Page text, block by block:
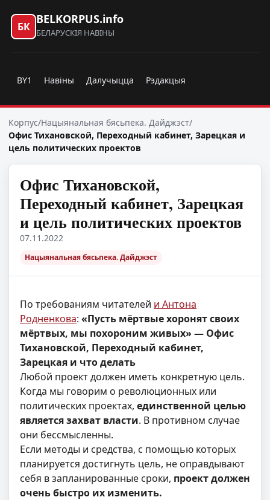
БК
BELKORPUS.info
БЕЛАРУСКІЯ НАВІНЫ
BY1 Навіны Далучыцца Рэдакцыя
Корпус/Нацыянальная бясьпека. Дайджэст/
Офис Тихановской, Переходный кабинет, Зарецкая и
цель политических проектов
Офис Тихановской,
Переходный кабинет, Зарецкая
и цель политических проектов
07.11.2022
Нацыянальная бясьпека. Дайджэст
По требованиям читателей и Антона
Родненкова: «Пусть мёртвые хоронят своих
мёртвых, мы похороним живых» — Офис
Тихановской, Переходный кабинет,
Зарецкая и что делать
Любой проект должен иметь конкретную цель.
Когда мы говорим о революционных или
политических проектах, единственной целью
является захват власти. В противном случае
они бессмысленны.
Если методы и средства, с помощью которых
планируется достигнуть цель, не оправдывают
себя в запланированные сроки, проект должен
очень быстро их изменить.